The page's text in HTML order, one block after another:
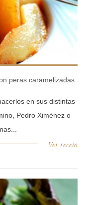
peras caramelizadas
en sus distintas
Pedro Ximénez o
Ver receta